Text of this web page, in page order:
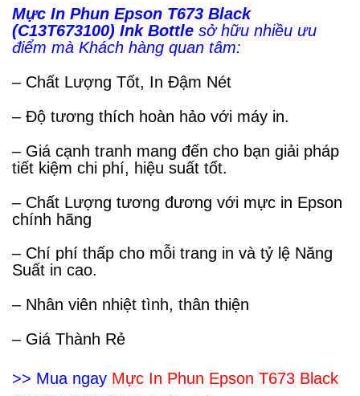
Mực In Phun Epson T673 Black
(C13T673100) Ink Bottle sở hữu nhiều ưu
điểm mà Khách hàng quan tâm:
– Chất Lượng Tốt, In Đậm Nét
– Độ tương thích hoàn hảo với máy in.
– Giá cạnh tranh mang đến cho bạn giải pháp
tiết kiệm chi phí, hiệu suất tốt.
– Chất Lượng tương đương với mực in Epson
chính hãng
– Chí phí thấp cho mỗi trang in và tỷ lệ Năng
Suất in cao.
– Nhân viên nhiệt tình, thân thiện
– Giá Thành Rẻ
>> Mua ngay Mực In Phun Epson T673 Black